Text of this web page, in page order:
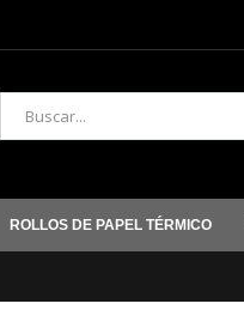
Buscar
ROLLOS DE PAPEL TÉRMICO